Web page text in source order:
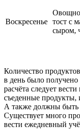
Воскресенье тост с
сыром,
Количество
в день было
расчёта следует
съеденные продукты,
А также должны быть
Существует много
вести ежедневный